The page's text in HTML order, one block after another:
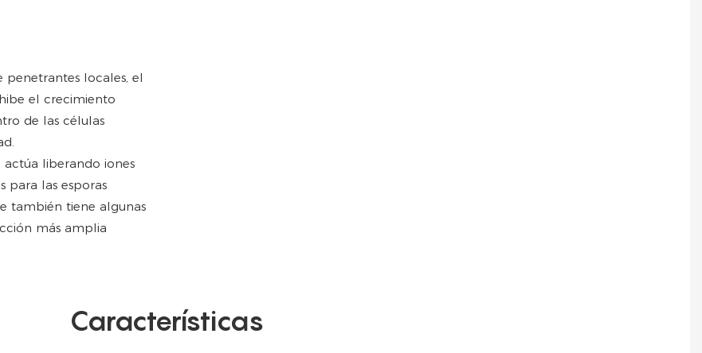
penetrantes locales, el
el crecimiento
de las células
liberando iones
para las esporas
también tiene algunas
más amplia
Características